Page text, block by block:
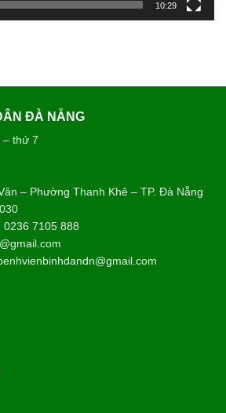
10:29
ĐÀ NẴNG
– thứ 7
– Phường Thanh Khê – TP. Đà Nẵng
0236 7105 888